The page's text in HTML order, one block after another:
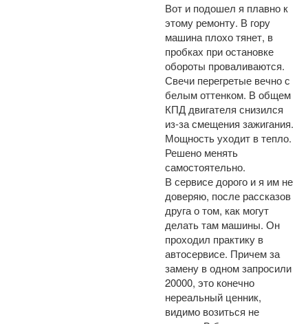
Вот и подошел я плавно к
этому ремонту. В гору
машина плохо тянет, в
пробках при остановке
обороты проваливаются.
Свечи перегретые вечно с
белым оттенком. В общем
КПД двигателя снизился
из-за смещения зажигания.
Мощность уходит в тепло.
Решено менять
самостоятельно.
В сервисе дорого и я им не
доверяю, после рассказов
друга о том, как могут
делать там машины. Он
проходил практику в
автосервисе. Причем за
замену в одном запросили
20000, это конечно
нереальный ценник,
видимо возиться не